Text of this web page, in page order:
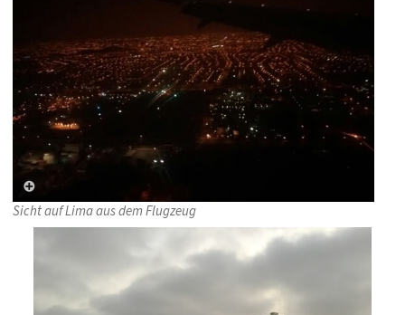
Sicht auf Lima aus dem Flugzeug